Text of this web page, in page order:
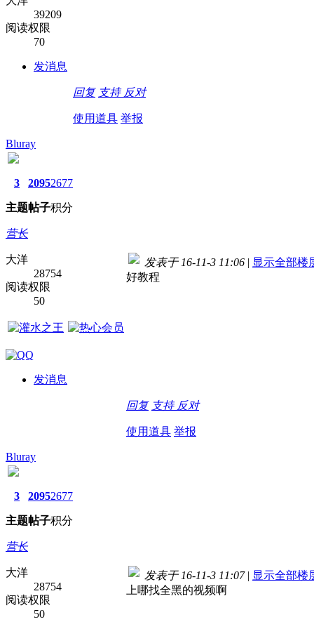
39209
阅读权限
70
发消息
回复 支持 反对
使用道具 举报
Bluray
3
主题
2095
帖子
2677
积分
营长
大洋
28754
阅读权限
50
发消息
发表于 16-11-3 11:06 | 显示全部楼
好教程
回复 支持 反对
使用道具 举报
Bluray
3
主题
2095
帖子
2677
积分
营长
大洋
28754
阅读权限
50
发表于 16-11-3 11:07 | 显示全部楼
上哪找全黑的视频啊